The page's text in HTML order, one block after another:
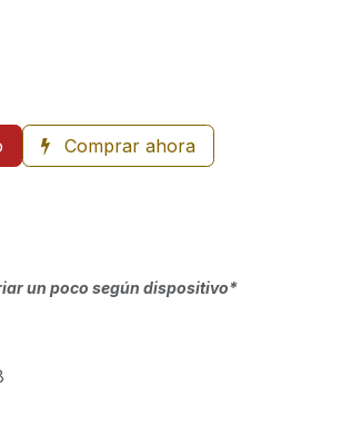
Comprar ahora
un poco según dispositivo*